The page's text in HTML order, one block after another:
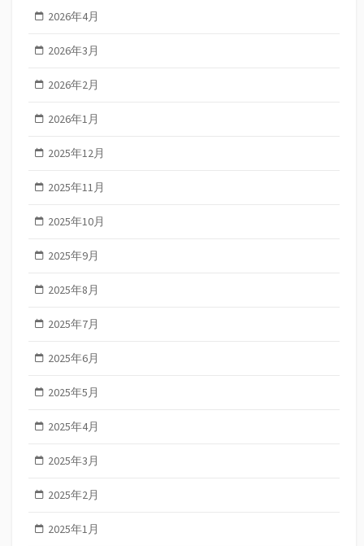
2026年4月
2026年3月
2026年2月
2026年1月
2025年12月
2025年11月
2025年10月
2025年9月
2025年8月
2025年7月
2025年6月
2025年5月
2025年4月
2025年3月
2025年2月
2025年1月